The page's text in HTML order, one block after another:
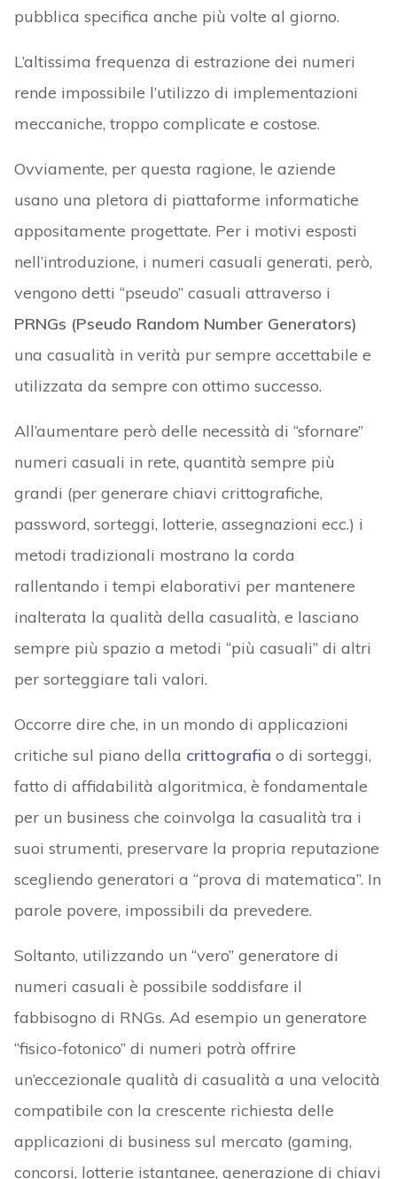
pubblica specifica anche più volte al giorno.
L’altissima frequenza di estrazione dei numeri
rende impossibile l’utilizzo di implementazioni
meccaniche, troppo complicate e costose.
Ovviamente, per questa ragione, le aziende
usano una pletora di piattaforme informatiche
appositamente progettate. Per i motivi esposti
nell’introduzione, i numeri casuali generati, però,
vengono detti “pseudo” casuali attraverso i
PRNGs (Pseudo Random Number Generators)
una casualità in verità pur sempre accettabile e
utilizzata da sempre con ottimo successo.
All’aumentare però delle necessità di “sfornare”
numeri casuali in rete, quantità sempre più
grandi (per generare chiavi crittografiche,
password, sorteggi, lotterie, assegnazioni ecc.) i
metodi tradizionali mostrano la corda
rallentando i tempi elaborativi per mantenere
inalterata la qualità della casualità, e lasciano
sempre più spazio a metodi “più casuali” di altri
per sorteggiare tali valori.
Occorre dire che, in un mondo di applicazioni
critiche sul piano della crittografia o di sorteggi,
fatto di affidabilità algoritmica, è fondamentale
per un business che coinvolga la casualità tra i
suoi strumenti, preservare la propria reputazione
scegliendo generatori a “prova di matematica”. In
parole povere, impossibili da prevedere.
Soltanto, utilizzando un “vero” generatore di
numeri casuali è possibile soddisfare il
fabbisogno di RNGs. Ad esempio un generatore
“fisico-fotonico” di numeri potrà offrire
un’eccezionale qualità di casualità a una velocità
compatibile con la crescente richiesta delle
applicazioni di business sul mercato (gaming,
concorsi, lotterie istantanee, generazione di chiavi